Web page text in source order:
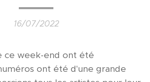
16/07/2022
ce week-end ont été
ont été d'une grande